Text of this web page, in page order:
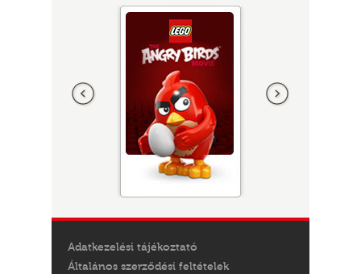
Adatkezelési tájékoztató
Általános szerződési feltételek